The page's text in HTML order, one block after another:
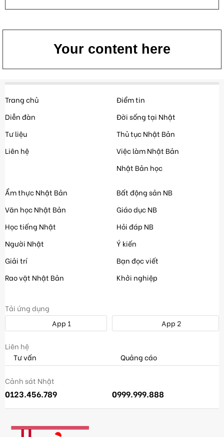
Your content here
Trang chủ
Diễn đàn
Tư liệu
Liên hệ
Điểm tin
Đời sống tại Nhật
Thủ tục Nhật Bản
Việc làm Nhật Bản
Nhật Bản học
Ẩm thực Nhật Bản
Văn học Nhật Bản
Học tiếng Nhật
Người Nhật
Giải trí
Rao vặt Nhật Bản
Bất động sản NB
Giáo dục NB
Hỏi đáp NB
Ý kiến
Bạn đọc viết
Khởi nghiệp
Tải ứng dụng
App 1
App 2
Liên hệ
Tư vấn
Quảng cáo
Cảnh sát Nhật
0123.456.789 0999.999.888